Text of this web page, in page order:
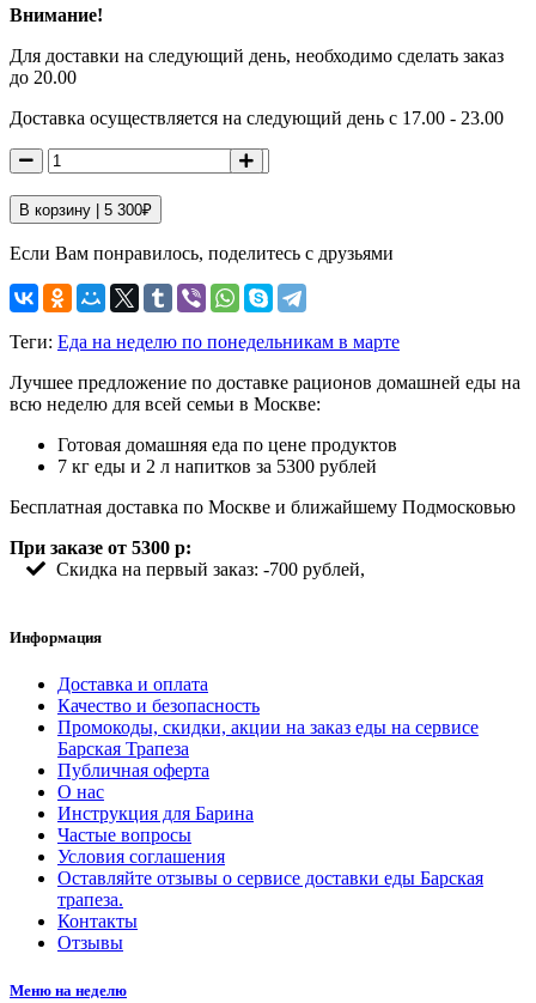
Внимание!
Для доставки на следующий день, необходимо сделать заказ
до 20.00
Доставка осуществляется на следующий день с 17.00 - 23.00
В корзину | 5 300₽
Если Вам понравилось, поделитесь с друзьями
Теги: Еда на неделю по понедельникам в марте
Лучшее предложение по доставке рационов домашней еды на
всю неделю для всей семьи в Москве:
Готовая домашняя еда по цене продуктов
7 кг еды и 2 л напитков за 5300 рублей
Бесплатная доставка по Москве и ближайшему Подмосковью
При заказе от 5300 р:
Скидка на первый заказ: -700 рублей,
Информация
Доставка и оплата
Качество и безопасность
Промокоды, скидки, акции на заказ еды на сервисе
Барская Трапеза
Публичная оферта
О нас
Инструкция для Барина
Частые вопросы
Условия соглашения
Оставляйте отзывы о сервисе доставки еды Барская
трапеза.
Контакты
Отзывы
Меню на неделю